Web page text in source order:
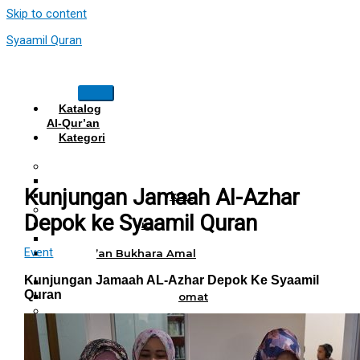
Skip to content
Syaamil Quran
Katalog
Al-Qur’an
Kategori
Al Quran Hafalan Tikrar
Al Quran Tematik
Mushaf Tahajud
Al-Qur’an Bukhara Amal
Al Quran Haji Umrah
Mushaf Tilawah Maqomat
Al Quran Terjemah
Al Quran Tajwid dan Terjemah
Al-Qur’an Bukhara Amal
Harian
Kunjungan Jamaah Al-Azhar
Depok ke Syaamil Quran
Event
Kunjungan Jamaah AL-Azhar Depok Ke Syaamil
Quran